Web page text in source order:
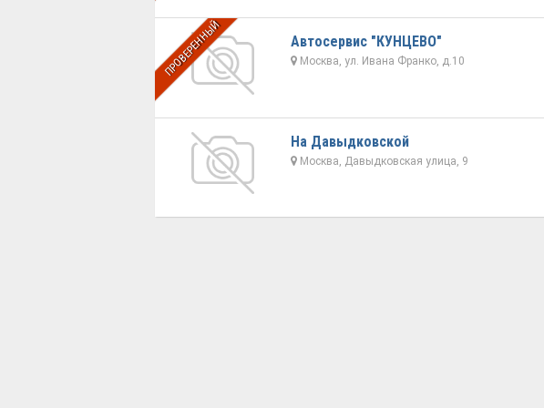
ПРОВЕРЕННЫЙ Автосервис "КУНЦЕВО"
Москва, ул. Ивана Франко, д.10
На Давыдковской
Москва, Давыдковская улица, 9